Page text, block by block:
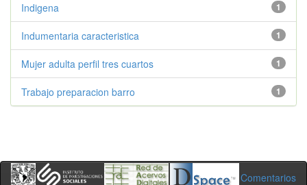
1
Indigena
1
Indumentaria caracteristica
1
Mujer adulta perfil tres cuartos
1
Trabajo preparacion barro
Comentarios